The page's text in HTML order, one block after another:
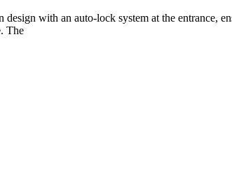
with an auto-lock system at the entrance,
The